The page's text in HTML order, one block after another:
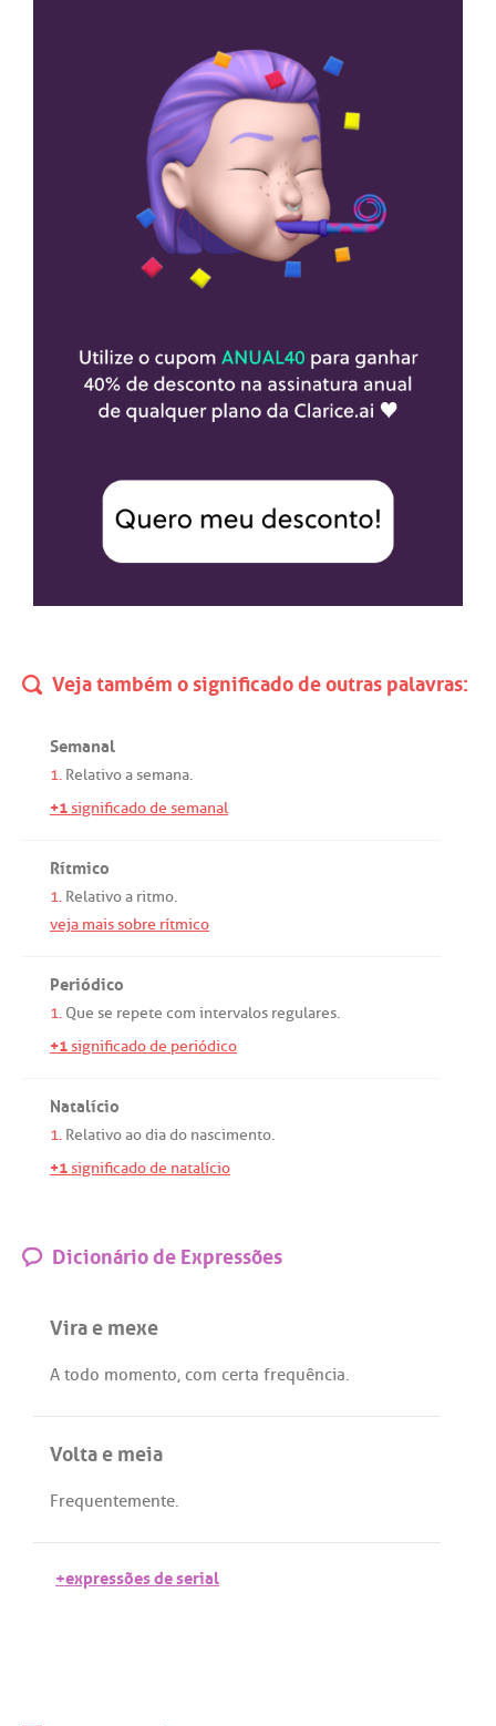
Veja também o significado de outras palavras:
Semanal
1. Relativoasemana.
+1significado de semanal
Rítmico
1. Relativoa ritmo.
veja mais sobre rítmico
Periódico
1. Que se repete com intervalos regulares.
+1significado de periódico
Natalício
1. Relativoaodiado nascimento.
+1significado de natalício
Dicionário de Expressões
Vira e mexe
A todo momento, com certa frequência.
Volta e meia
Frequentemente.
+expressões de serial